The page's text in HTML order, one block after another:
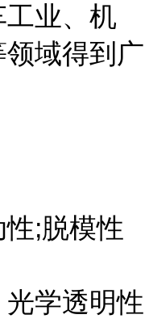
业、机
域得到广
;脱模性
透明性